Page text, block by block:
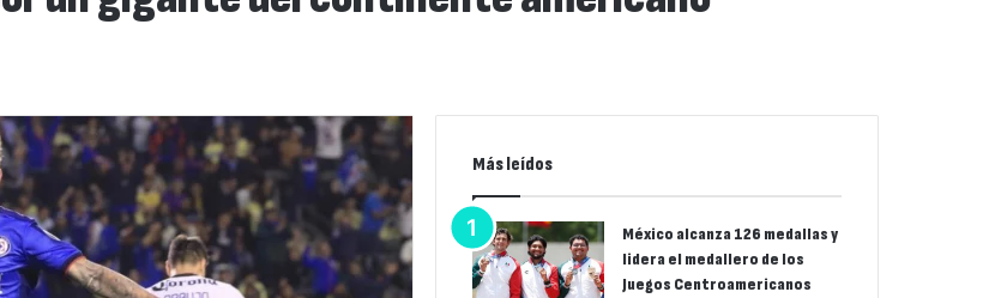
Más leídos
México alcanza 126 medallas y
lidera el medallero de los
Juegos Centroamericanos